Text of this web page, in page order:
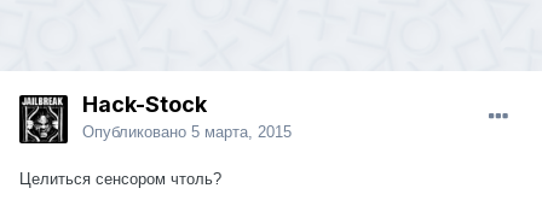
Hack-Stock
Опубликовано 5 марта, 2015
Целиться сенсором чтоль?